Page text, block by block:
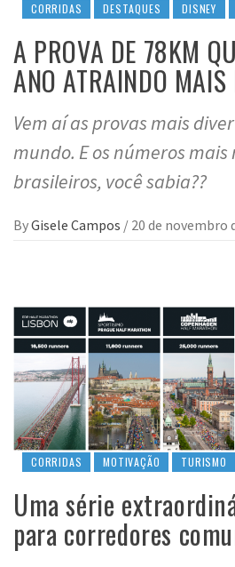
CORRIDAS DESTAQUES DISNEY
A PROVA DE 78KM
ANO ATRAINDO
Vem aí as provas mais
mundo. E os números
brasileiros, você sabia??
ByGisele Campos / 20 de novembro
CORRIDAS MOTIVAÇÃO TURISMO
Uma série
para corredores